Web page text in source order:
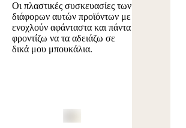
Οι πλαστικές συσκευασίες των
διάφορων αυτών προϊόντων με
ενοχλούν αφάνταστα και πάντα
φροντίζω να τα αδειάζω σε
δικά μου μπουκάλια.